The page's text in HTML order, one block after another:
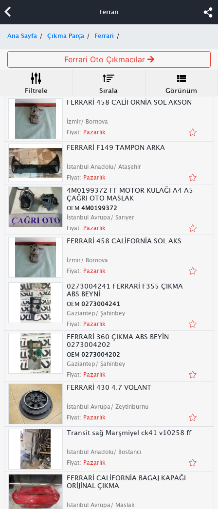
Ferrari
Ana Sayfa Çıkma Parça Ferrari
Ferrari Oto Çıkmacılar
Filtrele Sırala
Görünüm
FERRARİ 458 CALİFORNİA SOL AKSON
İzmir/ Bornova
Fiyat: Pazarlık
FERRARİ F149 TAMPON ARKA
İstanbul Anadolu/ Ataşehir
Fiyat: Pazarlık
4M0199372 FF MOTOR KULAĞI A4 A5
ÇAĞRI OTO MASLAK
OEM 4M0199372
İstanbul Avrupa/ Sarıyer
Fiyat: Pazarlık
FERRARİ 458 CALİFORNİA SOL AKS
İzmir/ Bornova
Fiyat: Pazarlık
0273004241 FERRARİ F355 ÇIKMA
ABS BEYNİ
OEM 0273004241
Gaziantep/ Şahinbey
Fiyat: Pazarlık
FERRARİ 360 ÇIKMA ABS BEYİN
0273004202
OEM 0273004202
Gaziantep/ Şahinbey
Fiyat: Pazarlık
FERRARİ 430 4.7 VOLANT
İstanbul Avrupa/ Zeytinburnu
Fiyat: Pazarlık
Transit sağ Marşmiyel ck41 v10258 ff
İstanbul Anadolu/ Bostancı
Fiyat: Pazarlık
FERRARİ CALİFORNİA BAGAJ KAPAĞI
ORİJİNAL ÇIKMA
İstanbul Avrupa/ Maslak